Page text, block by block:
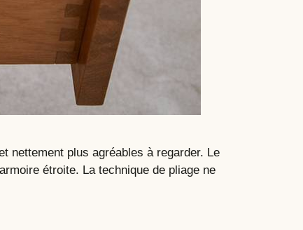
nettement plus agréables à regarder. Le
étroite. La technique de pliage ne